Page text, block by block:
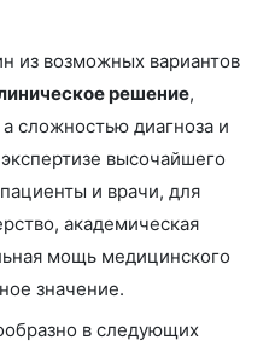
из возможных вариантов
решение,
сложностью диагноза и
высочайшего
и врачи, для
академическая
мощь медицинского
значение.
в следующих